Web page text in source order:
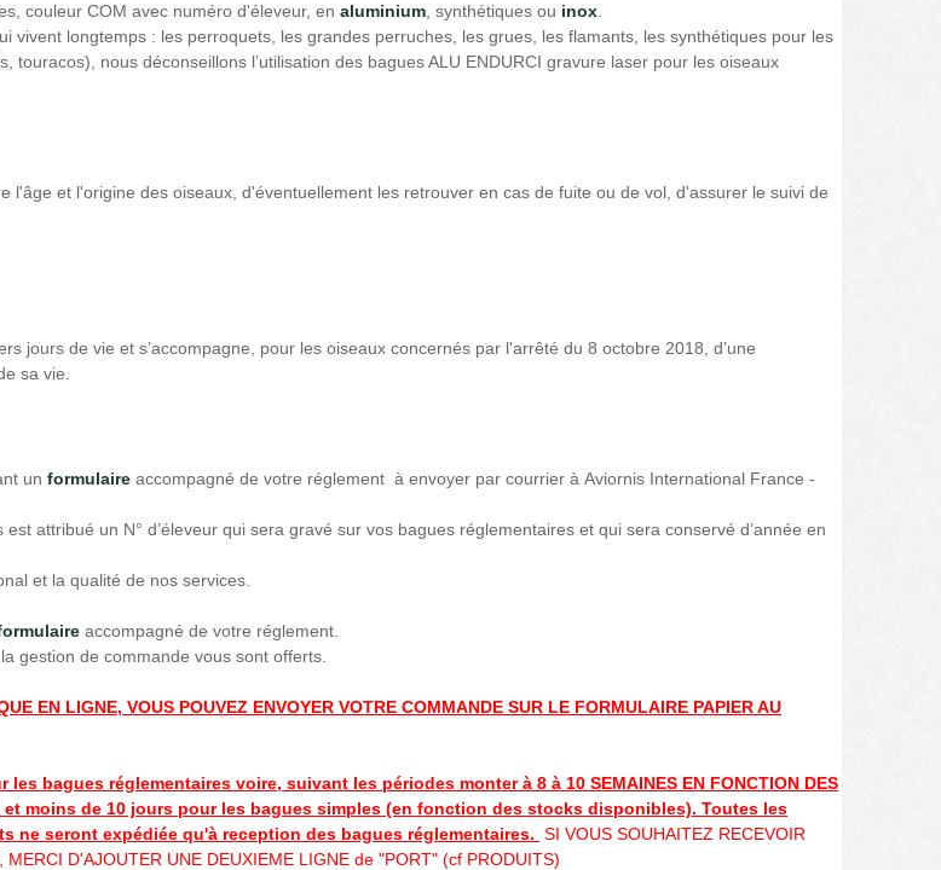
couleur COM avec numéro d'éleveur, en aluminium , synthétiques ou inox
vivent longtemps : les perroquets, les grandes perruches, les grues, les flamants, les synthétiques pour les
nous déconseillons l’utilisation des bagues ALU ENDURCI gravure laser pour les oiseaux
et l'origine des oiseaux, d'éventuellement les retrouver en cas de fuite ou de vol, d'assurer le suivi de
jours de vie et s’accompagne, pour les oiseaux concernés par l'arrêté du 8 octobre 2018, d’une
sa vie.
un formulaire accompagné de votre réglement à envoyer par courrier à Aviornis International France ­
attribué un N° d’éleveur qui sera gravé sur vos bagues réglementaires et qui sera conservé d’année en
et la qualité de nos services.
accompagné de votre réglement.
gestion de commande vous sont offerts.
EN LIGNE, VOUS POUVEZ ENVOYER VOTRE COMMANDE SUR LE FORMULAIRE PAPIER AU
les bagues réglementaires voire, suivant les périodes monter à 8 à 10 SEMAINES EN FONCTION DES
et moins de 10 jours pour les bagues simples (en fonction des stocks disponibles). Toutes les
ne seront expédiée qu'à reception des bagues réglementaires. SI VOUS SOUHAITEZ RECEVOIR
D'AJOUTER UNE DEUXIEME LIGNE de "PORT" (cf PRODUITS)